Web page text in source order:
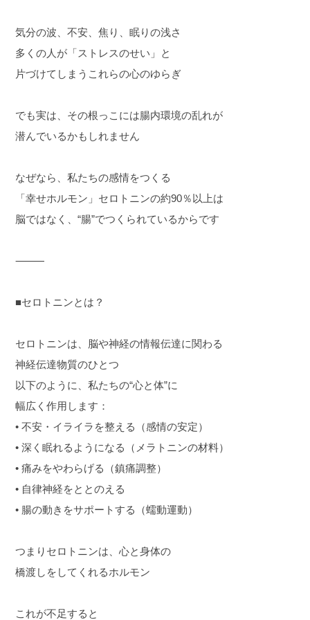
気分の波、不安、焦り、眠りの浅さ
多くの人が「ストレスのせい」と
片づけてしまうこれらの心のゆらぎ
でも実は、その根っこには腸内環境の乱れが
潜んでいるかもしれません
なぜなら、私たちの感情をつくる
「幸せホルモン」セロトニンの約90％以上は
脳ではなく、“腸”でつくられているからです
⸻
■セロトニンとは？
セロトニンは、脳や神経の情報伝達に関わる
神経伝達物質のひとつ
以下のように、私たちの“心と体”に
幅広く作用します：
• 不安・イライラを整える（感情の安定）
• 深く眠れるようになる（メラトニンの材料）
• 痛みをやわらげる（鎮痛調整）
• 自律神経をととのえる
• 腸の動きをサポートする（蠕動運動）
つまりセロトニンは、心と身体の
橋渡しをしてくれるホルモン
これが不足すると